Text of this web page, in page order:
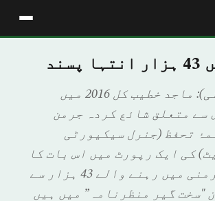
کولون (جرمنی): ماجد خطیب کل 2016 میں
سے متعلق شائع کردہ جرمن
تحفظ (جنرل سیکیورٹی
کی ایک رپورٹ میں اس بات کا
ذکر ہے کہ جرمنی میں رہنے والے 43 ہزار سے
"سخت گیر منظرنامہ” میں ہیں